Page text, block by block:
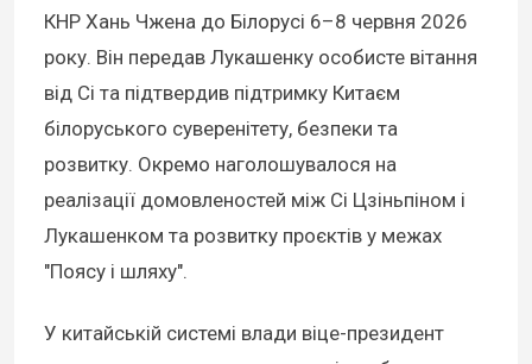
КНР Хань Чжена до Білорусі 6–8 червня 2026
року. Він передав Лукашенку особисте вітання
від Сі та підтвердив підтримку Китаєм
білоруського суверенітету, безпеки та
розвитку. Окремо наголошувалося на
реалізації домовленостей між Сі Цзіньпіном і
Лукашенком та розвитку проєктів у межах
"Поясу і шляху".
У китайській системі влади віце-президент